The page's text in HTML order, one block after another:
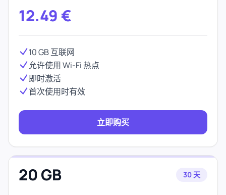
12.49 €
10 GB 互联网
允许使用 Wi-Fi 热点
即时激活
首次使用时有效
立即购买
20 GB 30 天